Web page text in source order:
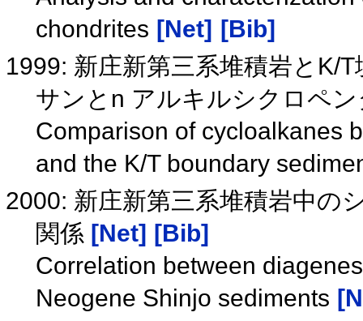
chondrites [Net]
[Bib]
1999: 新庄新第三系堆積岩とK/
サンとn アルキルシクロペ
Comparison of cycloalkanes
and the K/T boundary
2000: 新庄新第三系堆積岩中の
関係 [Net] [Bib]
Correlation between
Neogene Shinjo sediments